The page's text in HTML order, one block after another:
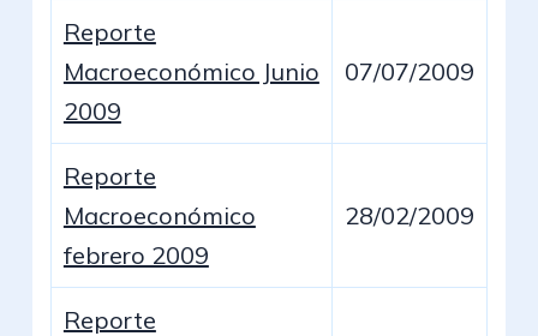
Reporte
Macroeconómico Junio
2009
07/07/2009
Reporte
Macroeconómico
febrero 2009
28/02/2009
Reporte